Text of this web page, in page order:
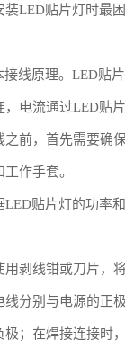
LED贴片灯时最
线原理。LED贴
电流通过LED贴
前，首先需要确
作手套。
贴片灯的功率
剥线钳或刀片，
分别与电源的正
；在焊接连接时